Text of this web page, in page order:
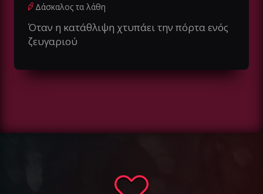
Δάσκαλος τα λάθη
Όταν η κατάθλιψη χτυπάει την πόρτα ενός
ζευγαριού